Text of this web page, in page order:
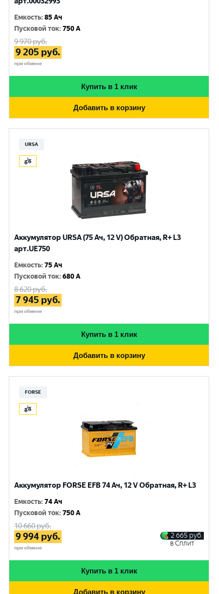
Емкость:85 Ач
Пусковой ток:750 A
9 970руб.
9 205 руб.
при обмене
Купить в 1 клик
Добавить в корзину
URSA
Аккумулятор URSA (75 Ач, 12 V) Обратная, R+ L3
арт.UE750
Емкость:75 Ач
Пусковой ток:680 A
8 620руб.
7 945 руб.
при обмене
Купить в 1 клик
Добавить в корзину
FORSE
Аккумулятор FORSE EFB 74 Ач, 12 V Обратная, R+ L3
Емкость:74 Ач
Пусковой ток:750 A
10 660руб.
9 994 руб.
при обмене
2 665 руб.
в Сплит
Купить в 1 клик
Добавить в корзину